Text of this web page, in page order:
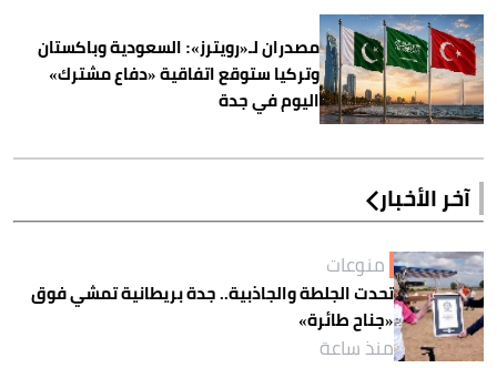
مصدران لـ«رويترز»: السعودية وباكستان
وتركيا ستوقع اتفاقية «دفاع مشترك»
اليوم في جدة
آخر الأخبار
منوعات
تحدت الجلطة والجاذبية.. جدة بريطانية تمشي فوق
«جناح طائرة»
منذ ساعة